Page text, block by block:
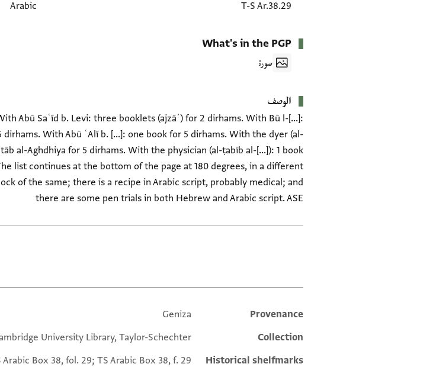
T-S Ar.38.29
Arabic
What's in the PGP
صورة
الوصف
Abū Saʿīd b. Levi: three booklets (ajzāʾ) for 2 dirhams. With Bū l-[...]:
With Abū ʿAlī b. [...]: one book for 5 dirhams. With the dyer (al-
al-Aghdhiya for 5 dirhams. With the physician (al-ṭabīb al-[...]): 1 book
list continues at the bottom of the page at 180 degrees, in a different
of the same; there is a recipe in Arabic script, probably medical; and
there are some pen trials in both Hebrew and Arabic script. ASE
Additional metadata
Provenance
Geniza
Collection
University Library, Taylor-Schechter
Historical shelfmarks
Arabic Box 38, fol. 29; TS Arabic Box 38, f. 29